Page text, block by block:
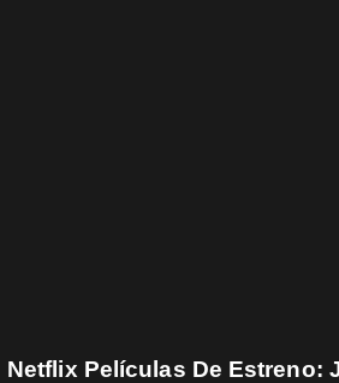
Netflix Películas De Estreno: